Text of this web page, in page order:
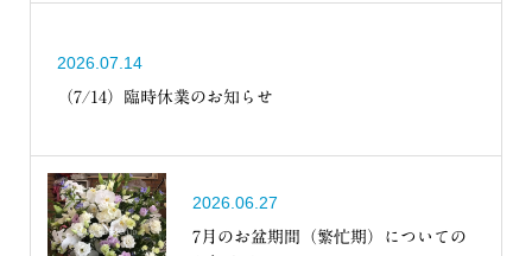
2026.07.14
（7/14）臨時休業のお知らせ
2026.06.27
7月のお盆期間（繁忙期）についての